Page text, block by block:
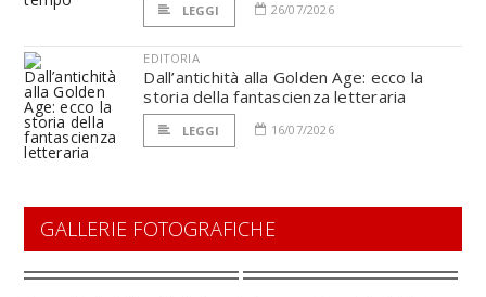
LEGGI 26/07/2026
EDITORIA
Dall’antichità alla Golden Age: ecco la
storia della fantascienza letteraria
LEGGI 16/07/2026
GALLERIE FOTOGRAFICHE